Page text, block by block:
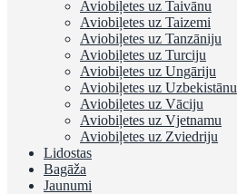
Aviobiļetes uz Taivānu
Aviobiļetes uz Taizemi
Aviobiļetes uz Tanzāniju
Aviobiļetes uz Turciju
Aviobiļetes uz Ungāriju
Aviobiļetes uz Uzbekistānu
Aviobiļetes uz Vāciju
Aviobiļetes uz Vjetnamu
Aviobiļetes uz Zviedriju
Lidostas
Bagāža
Jaunumi